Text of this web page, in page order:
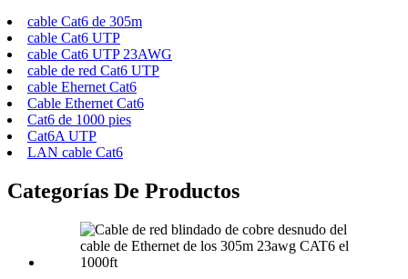
cable Cat6 de 305m
cable Cat6 UTP
cable Cat6 UTP 23AWG
cable de red Cat6 UTP
cable Ehernet Cat6
Cable Ethernet Cat6
Cat6 de 1000 pies
Cat6A UTP
LAN cable Cat6
Categorías De Productos